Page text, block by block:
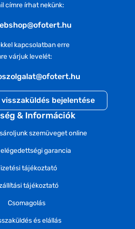
címre írhat nekünk:
kapcsolatban erre
várjuk levelét:
visszaküldés bejelentése
& Információk
szemüveget online
garancia
tájékoztató
tájékoztató
Csomagolás
és elállás